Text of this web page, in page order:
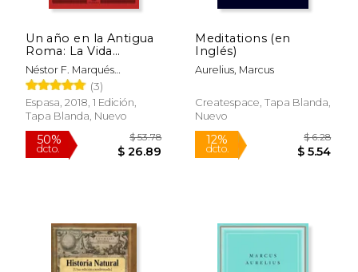
15%
dcto. dcto.
Un año en la Antigua
Roma: La Vida
Cotidiana de los
Romanos a Través de
su Calendario
Néstor F. Marqués
González
(3)
Espasa, 2018, 1 Edición,
Tapa Blanda, Nuevo
Meditations (en
Inglés)
Aurelius, Marcus
Createspace, Tapa Blanda,
Nuevo